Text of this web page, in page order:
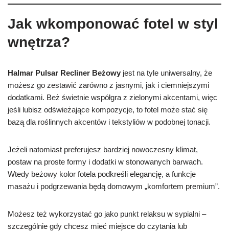
Jak wkomponować fotel w styl
wnętrza?
Halmar Pulsar Recliner Beżowy jest na tyle uniwersalny, że
możesz go zestawić zarówno z jasnymi, jak i ciemniejszymi
dodatkami. Beż świetnie współgra z zielonymi akcentami, więc
jeśli lubisz odświeżające kompozycje, to fotel może stać się
bazą dla roślinnych akcentów i tekstyliów w podobnej tonacji.
Jeżeli natomiast preferujesz bardziej nowoczesny klimat,
postaw na proste formy i dodatki w stonowanych barwach.
Wtedy beżowy kolor fotela podkreśli elegancję, a funkcje
masażu i podgrzewania będą domowym „komfortem premium”.
Możesz też wykorzystać go jako punkt relaksu w sypialni –
szczególnie gdy chcesz mieć miejsce do czytania lub